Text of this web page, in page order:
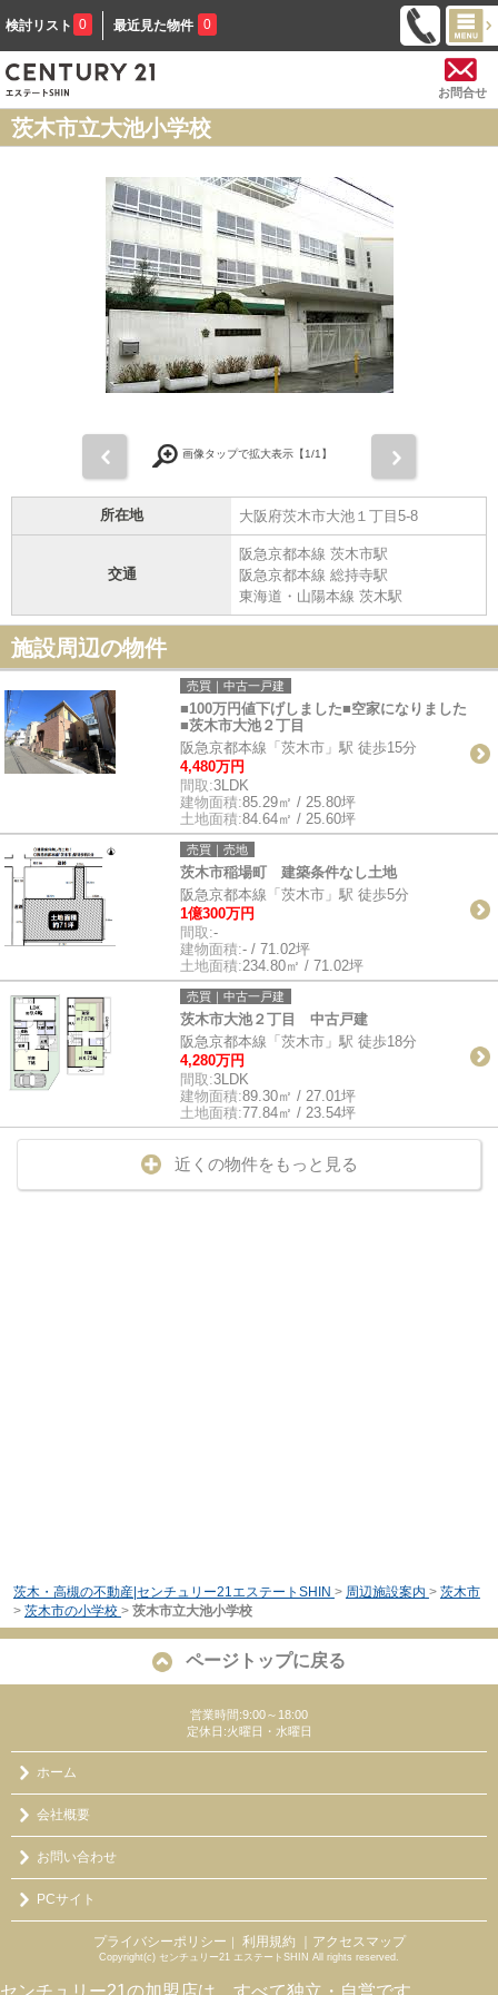
検討リスト 0 最近見た物件 0
お問合せ
茨木市立大池小学校
画像タップで拡大表示【1/1】
所在地 大阪府茨木市大池１丁目5-8
交通
阪急京都本線 茨木市駅
阪急京都本線 総持寺駅
東海道・山陽本線 茨木駅
施設周辺の物件
売買｜中古一戸建
■100万円値下げしました■空家になりました
■茨木市大池２丁目
阪急京都本線「茨木市」駅 徒歩15分
4,480万円
間取:3LDK
建物面積:85.29㎡ / 25.80坪
土地面積:84.64㎡ / 25.60坪
売買｜売地
茨木市稲場町 建築条件なし土地
阪急京都本線「茨木市」駅 徒歩5分
1億300万円
間取:-
建物面積:- / 71.02坪
土地面積:234.80㎡ / 71.02坪
売買｜中古一戸建
茨木市大池２丁目 中古戸建
阪急京都本線「茨木市」駅 徒歩18分
4,280万円
間取:3LDK
建物面積:89.30㎡ / 27.01坪
土地面積:77.84㎡ / 23.54坪
近くの物件をもっと見る
茨木・高槻の不動産|センチュリー21エステートSHIN > 周辺施設案内 > 茨木市
> 茨木市の小学校 > 茨木市立大池小学校
ページトップに戻る
営業時間:9:00～18:00
定休日:火曜日・水曜日
ホーム
会社概要
お問い合わせ
PCサイト
プライバシーポリシー ｜ 利用規約 ｜アクセスマップ
Copyright(c) センチュリー21 エステートSHIN All rights reserved.
センチュリー21の加盟店は、すべて独立・自営です。